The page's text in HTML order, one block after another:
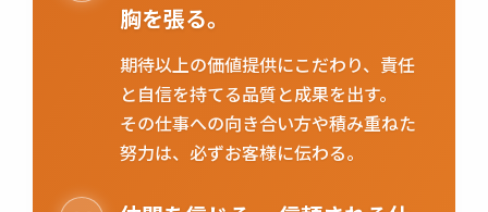
胸を張る。
期待以上の価値提供にこだわり、責任
と自信を持てる品質と成果を出す。
その仕事への向き合い方や積み重ねた
努力は、必ずお客様に伝わる。